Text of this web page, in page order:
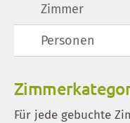
Zimmer
Personen
Für jede gebuchte